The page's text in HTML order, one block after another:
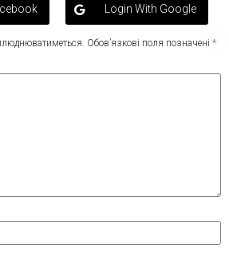
Login With Google
Обов’язкові поля позначені *